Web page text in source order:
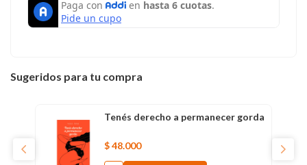
Sugeridos para tu compra
Tenés derecho a permanecer gorda
$48.000